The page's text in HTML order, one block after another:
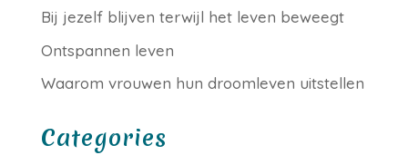
Bij jezelf blijven terwijl het leven beweegt
Ontspannen leven
Waarom vrouwen hun droomleven uitstellen
Categories